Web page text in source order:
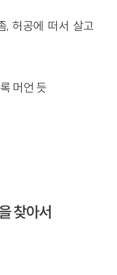
, 허공에 떠서 살고
머언 듯
찾아서